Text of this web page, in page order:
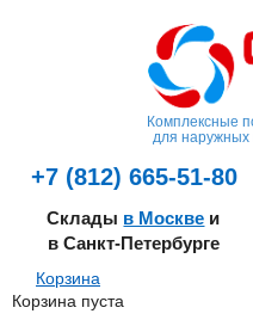
Комплексные
для наружных
+7 (812) 665-51-80
Склады в Москве и
в Санкт-Петербурге
Корзина
Корзина пуста